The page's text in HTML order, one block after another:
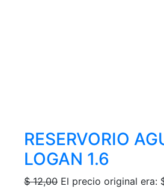
RESERVORIO
LOGAN 1.6
$12,00 El precio original era: